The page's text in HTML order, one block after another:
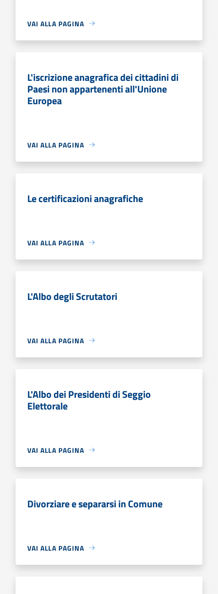
VAI ALLA PAGINA
L'iscrizione anagrafica dei cittadini di
Paesi non appartenenti all'Unione
Europea
VAI ALLA PAGINA
Le certificazioni anagrafiche
VAI ALLA PAGINA
L'Albo degli Scrutatori
VAI ALLA PAGINA
L'Albo dei Presidenti di Seggio
Elettorale
VAI ALLA PAGINA
Divorziare e separarsi in Comune
VAI ALLA PAGINA